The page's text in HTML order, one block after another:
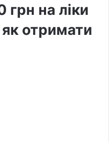
грн на ліки
отримати